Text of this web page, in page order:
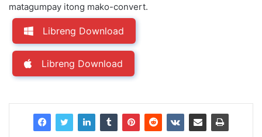
matagumpay itong mako-convert.
Libreng Download
Libreng Download